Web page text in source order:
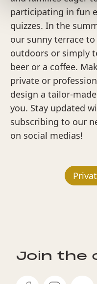
ou qu'ils ont collectées
services.
participating in fun
quizzes. In the
our sunny terrace
outdoors or simply
beer or a coffee.
private or
design a tailor-
you. Stay updated
subscribing to our
on social medias!
Join the